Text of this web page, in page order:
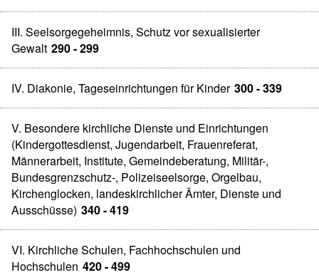
III. Seelsorgegeheimnis, Schutz vor sexualisierter
Gewalt 290 - 299
IV. Diakonie, Tageseinrichtungen für Kinder 300 - 339
V. Besondere kirchliche Dienste und Einrichtungen
(Kindergottesdienst, Jugendarbeit, Frauenreferat,
Männerarbeit, Institute, Gemeindeberatung, Militär-,
Bundesgrenzschutz-, Polizeiseelsorge, Orgelbau,
Kirchenglocken, landeskirchlicher Ämter, Dienste und
Ausschüsse) 340 - 419
VI. Kirchliche Schulen, Fachhochschulen und
Hochschulen 420 - 499